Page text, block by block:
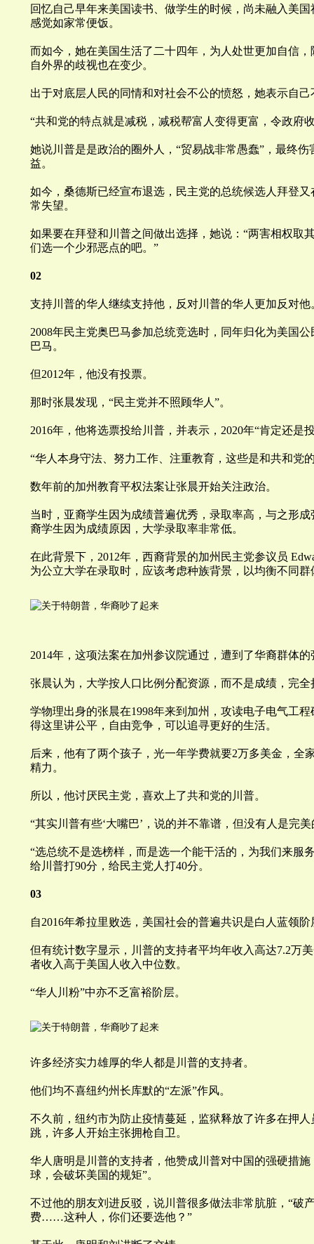
回忆自己早年来美国读书、做学生的时候，尚未融入美
感觉如家常便饭。
而如今，她在美国生活了二十四年，为人处世更加自信
自外界的歧视也在变少。
出于对底层人民的同情和对社会不公的愤怒，她表示自
“共和党的特点就是减税，减税帮富人变得更富，令政府
她说川 普是是政治的圈外人，“贸易战非常愚蠢”，最终伤
益。
如今，桑德斯已经宣布退选，民主党的总统候选人拜登
常失望。
如果要在拜登和 川 普之间做出选择，她说：“两害相权取
们选一个少邪恶点的吧。 ”
02
支持川 普的华人继续支持他，反对川 普的华人更加反对他
2008年民主党奥巴马参加总统竞选时，同年归化为美国
巴马。
但2012年，他没有投票。
那时张晨发现，“民主党并不照顾华人 ”。
2016年，他将选票投给川 普，并表示，2020年“肯定还是
“华人本身守法、努力工作、注重教育，这些是和共和党
数年前的加州教育平权法案让张晨开始关注政治。
当时，亚裔学生因为成绩普遍优秀，录取率高，与之形
裔学生因为成绩原因，大学录取率非常低。
在此背景下，2012年，西裔背景的加州民主党参议员
为公立大学在录取时，应该考虑种族背景，以均衡不同
2014年，这项法案在加州参议院通过，遭到了华裔群体
张晨认为，大学按人口比例分配资源，而不是成绩，完
学物理出身的张晨在1998年来到加州，攻读电子电气工
得这里讲公平，自由竞争，可以追寻更好的生活。
后来，他有了两个孩子，光一年学费就要2万多美金，全
精力。
所以，他讨厌民主党，喜欢上了共和党的 川 普。
“其实川 普有些‘大嘴巴’，说的并不靠谱，但没有人是完美
“选总统不是选榜样，而是选一个能干活的，为我们来服
给川 普打90分，给民主党人打40分。
03
自2016年希拉里败选，美国社会的普遍共识是白人蓝领阶
但有统计数字显示， 川 普的支持者平均年收入高达7.2万
者收入高于美国人收入中位数。
“华人川粉”中亦不乏富裕阶层。
许多经济实力雄厚的华人都是 川 普的支持者。
他们均不喜纽约州长库默的“左派”作风。
不久前，纽约市为防止疫情蔓延，监狱释放了许多在押
跳，许多人开始主张拥枪自卫。
华人唐明是 川 普的支持者，他赞成川 普对中国的强硬措施
球，会破坏美国的规矩”。
不过他的朋友刘进反驳，说川 普很多做法非常肮脏，“破
费……这种人，你们还要选他？ ”